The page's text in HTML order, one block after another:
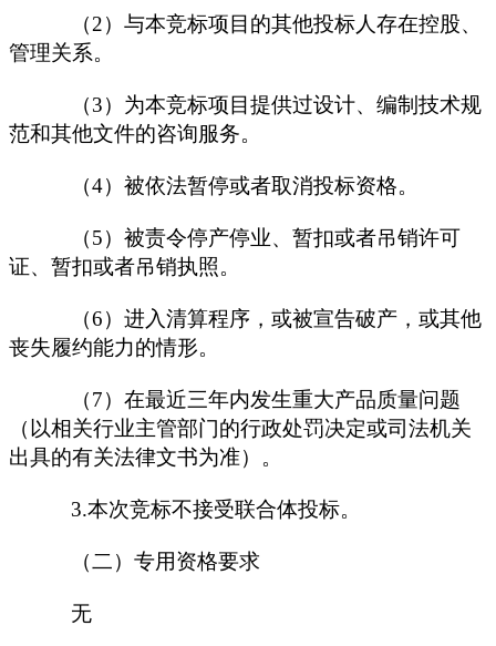
（2）与本竞标项目的其他投标人存在控股、
管理关系。
（3）为本竞标项目提供过设计、编制技术规
范和其他文件的咨询服务。
（4）被依法暂停或者取消投标资格。
（5）被责令停产停业、暂扣或者吊销许可
证、暂扣或者吊销执照。
（6）进入清算程序，或被宣告破产，或其他
丧失履约能力的情形。
（7）在最近三年内发生重大产品质量问题
（以相关行业主管部门的行政处罚决定或司法机关
出具的有关法律文书为准）。
3.本次竞标不接受联合体投标。
（二）专用资格要求
无